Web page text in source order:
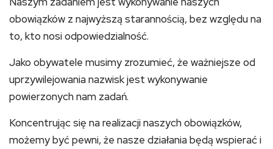
obowiązków z najwyższą starannością, bez względu na
to, kto nosi odpowiedzialność.
Jako obywatele musimy zrozumieć, że ważniejsze od
uprzywilejowania nazwisk jest wykonywanie
powierzonych nam zadań.
Koncentrując się na realizacji naszych obowiązków,
możemy być pewni, że nasze działania będą wspierać i